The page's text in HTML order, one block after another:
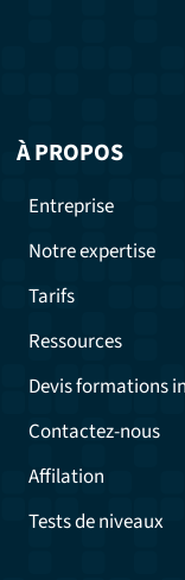
À PROPOS
Entreprise
Notre expertise
Tarifs
Ressources
Devis formations
Contactez-nous
Affilation
Tests de niveaux